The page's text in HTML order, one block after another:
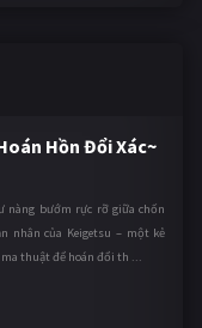
Hồn Đổi Xác~
nàng bướm rực rỡ giữa chốn
nhân của Keigetsu – một kẻ
thuật để hoán đổi th ...